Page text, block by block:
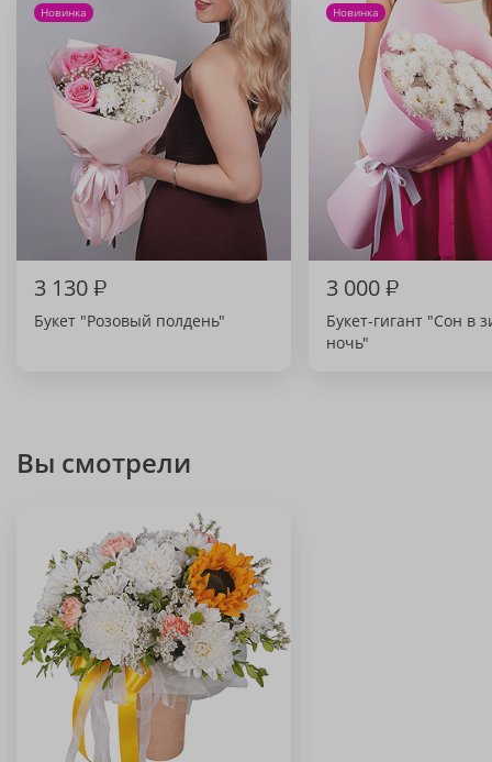
Новинка
3 130₽
Букет "Розовый полдень"
Новинка
3 000₽
Букет-гигант "Сон в
ночь"
Вы смотрели